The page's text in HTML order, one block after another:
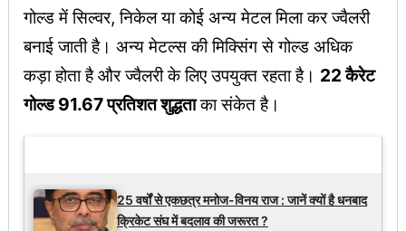
गोल्ड में सिल्वर, निकेल या कोई अन्य मेटल मिला कर ज्वैलरी
बनाई जाती है। अन्य मेटल्स की मिक्सिंग से गोल्ड अधिक
कड़ा होता है और ज्वैलरी के लिए उपयुक्त रहता है। 22 कैरेट
गोल्ड 91.67 प्रतिशत शुद्धताका संकेत है।
25 वर्षों से एकछत्र मनोज-विनय राज : जानें क्यों है धनबाद
क्रिकेट संघ में बदलाव की जरूरत ?